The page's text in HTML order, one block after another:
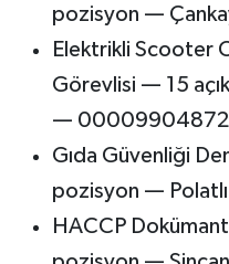
pozisyon —
Elektrikli Scooter
Görevlisi — 15
— 00009904872
Gıda Güvenliği
pozisyon —
HACCP